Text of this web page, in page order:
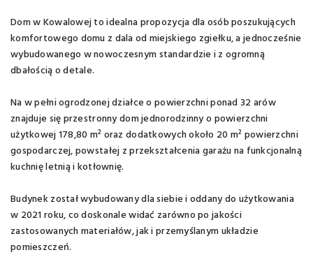
Dom w Kowalowej to idealna propozycja dla osób poszukujących
komfortowego domu z dala od miejskiego zgiełku, a jednocześnie
wybudowanego w nowoczesnym standardzie i z ogromną
dbałością o detale.
Na w pełni ogrodzonej działce o powierzchni ponad 32 arów
znajduje się przestronny dom jednorodzinny o powierzchni
użytkowej 178,80 m² oraz dodatkowych około 20 m² powierzchni
gospodarczej, powstałej z przekształcenia garażu na funkcjonalną
kuchnię letnią i kotłownię.
Budynek został wybudowany dla siebie i oddany do użytkowania
w 2021 roku, co doskonale widać zarówno po jakości
zastosowanych materiałów, jak i przemyślanym układzie
pomieszczeń.